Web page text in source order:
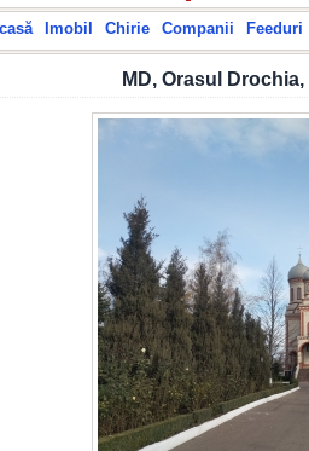
Imobil Chirie Companii Feeduri
MD, Orasul